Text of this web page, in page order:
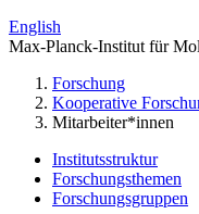
English
Max-Planck-Institut für
Forschung
Kooperative
Mitarbeiter*innen
Institutsstruktur
Forschungsthemen
Forschungsgruppen